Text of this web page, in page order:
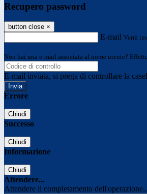
Recupero password
button close ×
E-mail Verrà
Non hai una e-mail associata al nome utente?
E-mail inviata, si prega di controllare la
Errore
Chiudi
Successo
Chiudi
Informazione
Chiudi
Attendere...
Attendere il completamento